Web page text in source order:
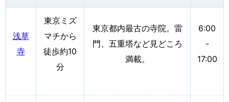
浅草
寺
東京ミズ
マチから
徒歩約10
分
東京都内最古の寺院。雷
門、五重塔など見どころ
満載。
6:00
-
17:00